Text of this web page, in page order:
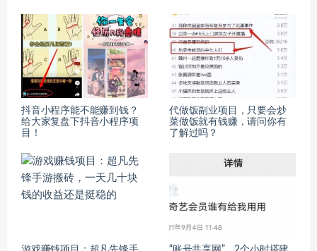
抖音小程序能不能赚到钱？
给大家复盘下抖音小程序项
目！
代做饭副业项目，只要会炒
菜做饭就有钱赚，请问你有
了解过吗？